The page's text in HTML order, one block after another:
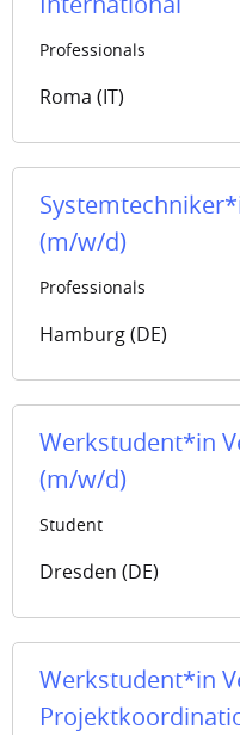
Professionals
Roma (IT)
(m/w/d)
Professionals
Hamburg (DE)
Werkstudent*in
(m/w/d)
Student
Dresden (DE)
Werkstudent*in